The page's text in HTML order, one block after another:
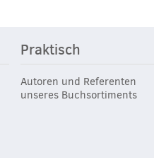
Praktisch
Autoren und Referenten
unseres Buchsortiments